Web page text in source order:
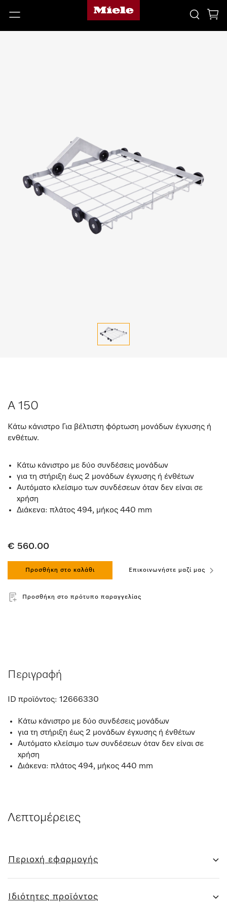
A 150
Κάτω κάνιστρο Για βέλτιστη φόρτωση μονάδων έγχυσης ή
ενθέτων.
Κάτω κάνιστρο με δύο συνδέσεις μονάδων
για τη στήριξη έως 2 μονάδων έγχυσης ή ένθέτων
Αυτόματο κλείσιμο των συνδέσεων όταν δεν είναι σε
χρήση
Διάκενα: πλάτος 494, μήκος 440 mm
€ 560.00
Προσθήκη στο καλάθι Επικοινωνήστε μαζί μας
Προσθήκη στο πρότυπο παραγγελίας
Περιγραφή
ID προϊόντος: 12666330
Κάτω κάνιστρο με δύο συνδέσεις μονάδων
για τη στήριξη έως 2 μονάδων έγχυσης ή ένθέτων
Αυτόματο κλείσιμο των συνδέσεων όταν δεν είναι σε
χρήση
Διάκενα: πλάτος 494, μήκος 440 mm
Λεπτομέρειες
Περιοχή εφαρμογής
Ιδιότητες προϊόντος